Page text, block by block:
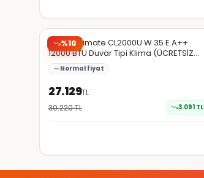
%10
Hepsiburada
Bosch Climate CL2000U W 35 E A++
12000 BTU Duvar Tipi Klima (ÜCRETSİZ
MONTAJ)
Normal fiyat
27.129TL
30.220TL 3.091 TL